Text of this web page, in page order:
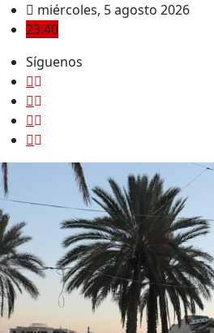
Saltar miércoles, 5 agosto 2026
23:40
Síguenos